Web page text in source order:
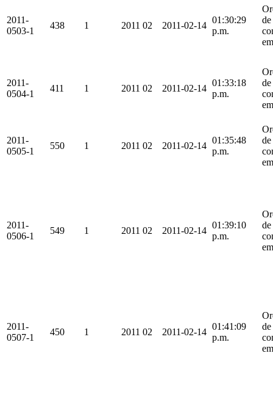
2011-
0503-1
438 1 2011 02 2011-02-14
01:30:29
p.m.
de
2011-
0504-1
411 1 2011 02 2011-02-14
01:33:18
p.m.
de
2011-
0505-1
550 1 2011 02 2011-02-14
01:35:48
p.m.
de
2011-
0506-1
549 1 2011 02 2011-02-14
01:39:10
p.m.
de
2011-
0507-1
450 1 2011 02 2011-02-14
01:41:09
p.m.
de